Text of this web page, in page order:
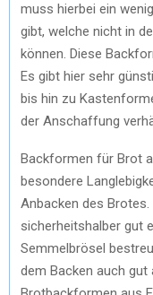
muss hierbei ein
gibt, welche nicht in
können. Diese
Es gibt hier sehr
bis hin zu
der Anschaffung
Backformen für Brot
besondere
Anbacken des
sicherheitshalber gut
Semmelbrösel
dem Backen auch